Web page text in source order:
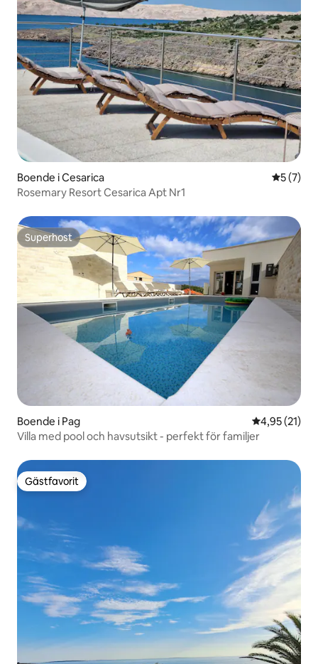
Boende i Cesarica 5 av 5 i
5 (7)
Rosemary Resort Cesarica Apt Nr1
Superhost
Superhost
Boende i Pag 4,95 av 5 i
4,95 (21)
Villa med pool och havsutsikt - perfekt för familjer
Gästfavorit
Gästfavorit